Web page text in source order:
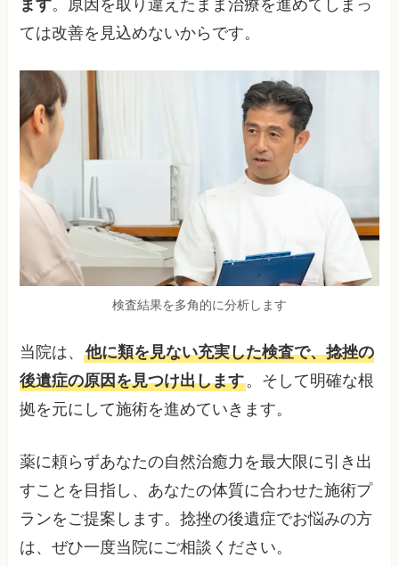
ます。原因を取り違えたまま治療を進めてしまっ
ては改善を見込めないからです。
検査結果を多角的に分析します
当院は、他に類を見ない充実した検査で、捻挫の
後遺症の原因を見つけ出します。そして明確な根
拠を元にして施術を進めていきます。
薬に頼らずあなたの自然治癒力を最大限に引き出
すことを目指し、あなたの体質に合わせた施術プ
ランをご提案します。捻挫の後遺症でお悩みの方
は、ぜひ一度当院にご相談ください。